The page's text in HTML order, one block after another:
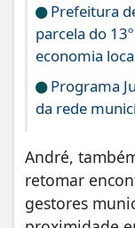
Prefeitura
parcela do
economia
Programa
da rede
André,
retomar
gestores